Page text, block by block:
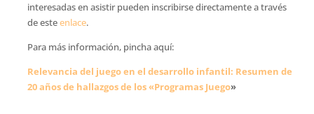
interesadas en asistir pueden inscribirse directamente a través
de esteenlace.
Para más información, pincha aquí:
Relevancia del juego en el desarrollo infantil: Resumen de
20 años de hallazgos de los «Programas Juego»